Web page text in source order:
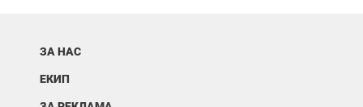
ЗА НАС
ЕКИП